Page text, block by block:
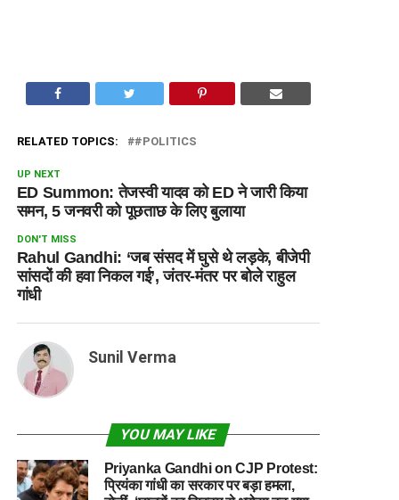
RELATED TOPICS: #POLITICS
UP NEXT
ED Summon: तेजस्वी यादव को ED ने जारी किया
समन, 5 जनवरी को पूछताछ के लिए बुलाया
DON'T MISS
Rahul Gandhi: ‘जब संसद में घुसे थे लड़के, बीजेपी
सांसदों की हवा निकल गई’, जंतर-मंतर पर बोले राहुल
गांधी
Sunil Verma
YOU MAY LIKE
Priyanka Gandhi on CJP Protest:
प्रियंका गांधी का सरकार पर बड़ा हमला,